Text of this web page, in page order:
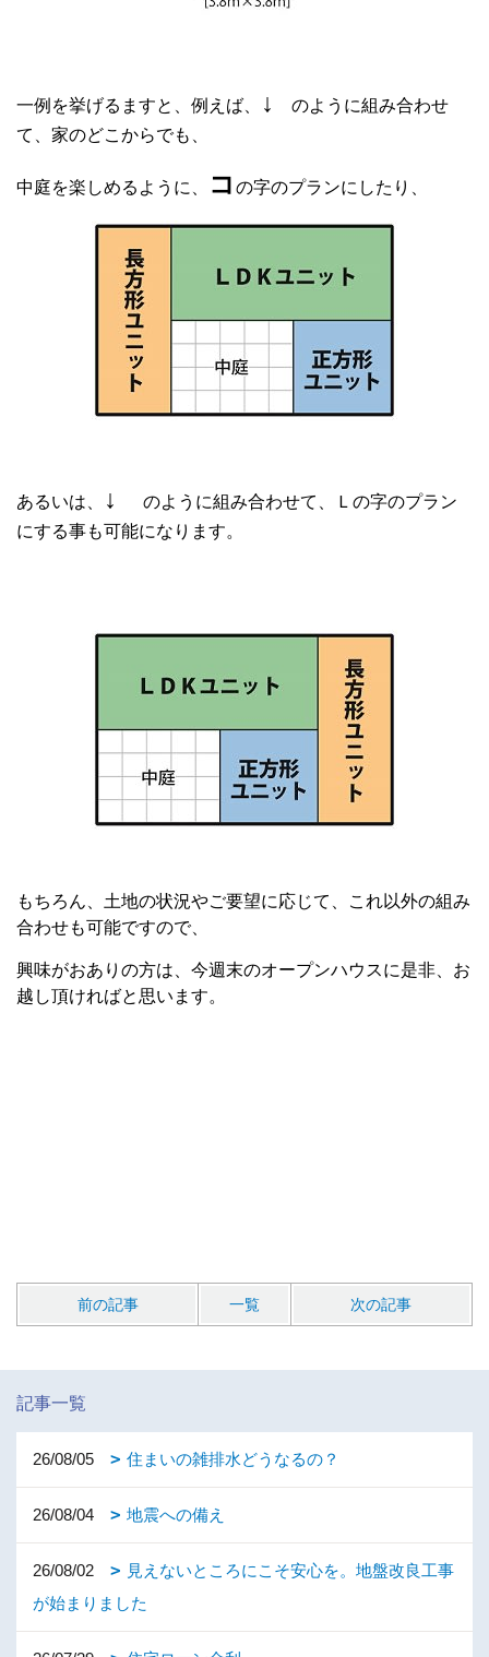
一例を挙げるますと、例えば、 ↓
のように組み合わせ
て、家のどこからでも、
中庭を楽しめるように、 コ の字のプランにしたり、
あるいは、 ↓
のように組み合わせて、Ｌの字のプラン
にする事も可能になります。
もちろん、土地の状況やご要望に応じて、これ以外の組み
合わせも可能ですので、
興味がおありの方は、今週末のオープンハウスに是非、お
越し頂ければと思います。
前の記事 一覧 次の記事
記事一覧
26/08/05 住まいの雑排水どうなるの？
26/08/04 地震への備え
26/08/02
見えないところにこそ安心を。地盤改良工事
が始まりました